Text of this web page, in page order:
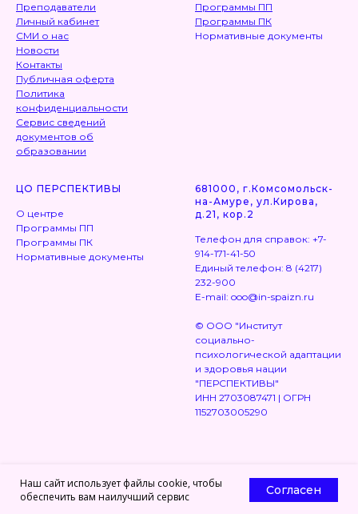
Преподаватели
Личный кабинет
СМИ о нас
Новости
Контакты
Публичная оферта
Политика
конфиденциальности
Сервис сведений
документов об
образовании
Программы ПП
Программы ПК
Нормативные документы
ЦО ПЕРСПЕКТИВЫ
О центре
Программы ПП
Программы ПК
Нормативные документы
681000, г.Комсомольск-
на-Амуре, ул.Кирова,
д.21, кор.2
Телефон для справок: +7-
914-171-41-50
Единый телефон: 8 (4217)
232-900
E-mail: ooo@in-spaizn.ru
© OOO "Институт
социально-
психологической адаптации
и здоровья нации
"ПЕРСПЕКТИВЫ"
ИНН 2703087471 | ОГРН
1152703005290
Наш сайт использует файлы cookie, чтобы
обеспечить вам наилучший сервис
Согласен